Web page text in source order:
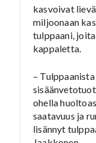
kasvoivat
miljoonaan
tulppaani,
kappaletta.
–
ohella
saatavuus ja
lisännyt